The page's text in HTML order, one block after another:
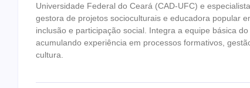
Universidade Federal do Ceará (CAD-UFC) e
gestora de projetos socioculturais e educadora popular
inclusão e participação social. Integra a equipe básica
acumulando experiência em processos formativos,
cultura.